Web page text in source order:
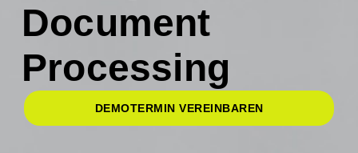
Document
Processing
DEMOTERMIN VEREINBAREN